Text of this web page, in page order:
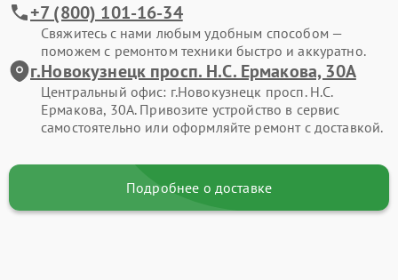
+7 (800) 101-16-34
Свяжитесь с нами любым удобным способом —
поможем с ремонтом техники быстро и аккуратно.
г.Новокузнецк просп. Н.С. Ермакова, 30А
Центральный офис: г.Новокузнецк просп. Н.С.
Ермакова, 30А. Привозите устройство в сервис
самостоятельно или оформляйте ремонт с доставкой.
Подробнее о доставке